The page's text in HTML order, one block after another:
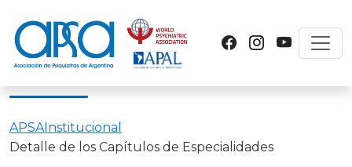
APSAInstitucional
Detalle de los Capítulos de Especialidades